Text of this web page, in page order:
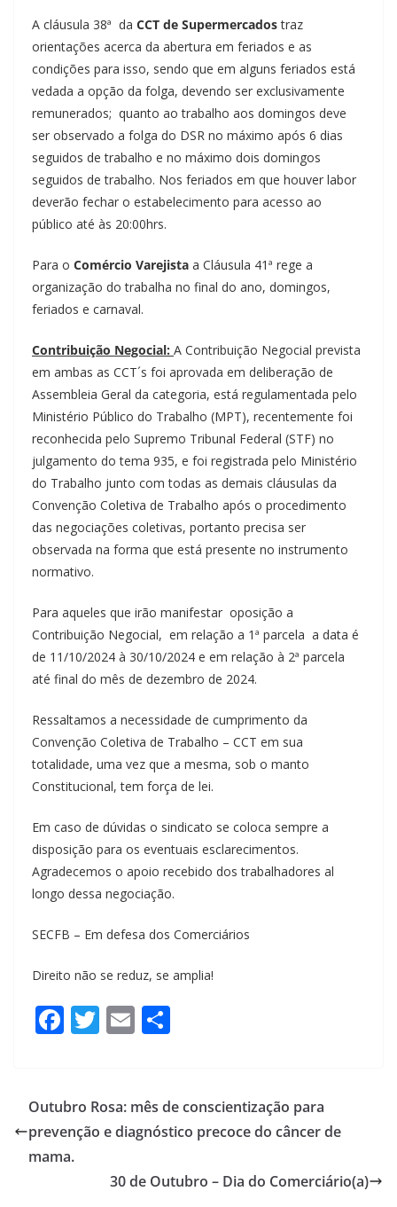
A cláusula 38ª da CCT de Supermercadostraz
orientações acerca da abertura em feriados e as
condições para isso, sendo que em alguns feriados está
vedada a opção da folga, devendo ser exclusivamente
remunerados; quanto ao trabalho aos domingos deve
ser observado a folga do DSR no máximo após 6 dias
seguidos de trabalho e no máximo dois domingos
seguidos de trabalho. Nos feriados em que houver labor
deverão fechar o estabelecimento para acesso ao
público até às 20:00hrs.
Para o Comércio Varejista a Cláusula 41ª rege a
organização do trabalha no final do ano, domingos,
feriados e carnaval.
Contribuição Negocial: A Contribuição Negocial prevista
em ambas as CCT´s foi aprovada em deliberação de
Assembleia Geral da categoria, está regulamentada pelo
Ministério Público do Trabalho (MPT), recentemente foi
reconhecida pelo Supremo Tribunal Federal (STF) no
julgamento do tema 935, e foi registrada pelo Ministério
do Trabalho junto com todas as demais cláusulas da
Convenção Coletiva de Trabalho após o procedimento
das negociações coletivas, portanto precisa ser
observada na forma que está presente no instrumento
normativo.
Para aqueles que irão manifestar oposição a
Contribuição Negocial, em relação a 1ª parcela a data é
de 11/10/2024 à 30/10/2024 e em relação à 2ª parcela
até final do mês de dezembro de 2024.
Ressaltamos a necessidade de cumprimento da
Convenção Coletiva de Trabalho – CCT em sua
totalidade, uma vez que a mesma, sob o manto
Constitucional, tem força de lei.
Em caso de dúvidas o sindicato se coloca sempre a
disposição para os eventuais esclarecimentos.
Agradecemos o apoio recebido dos trabalhadores al
longo dessa negociação.
SECFB – Em defesa dos Comerciários
Direito não se reduz, se amplia!
F
a
e
b
o
T
wi
er
E
m
e
Outubro Rosa: mês de conscientização para
prevenção e diagnóstico precoce do câncer de
mama.
30 de Outubro – Dia do Comerciário(a)